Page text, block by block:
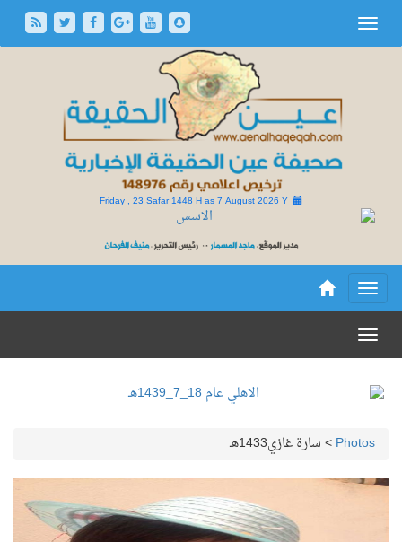
Friday , 23 Safar 1448 H as7 August 2026 Y
Photos
>سارة غازي1433هـ